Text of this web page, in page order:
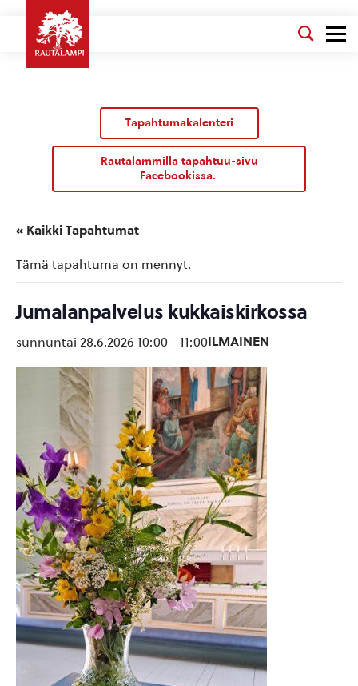
Tapahtumakalenteri
Rautalammilla tapahtuu-sivu
Facebookissa.
« Kaikki Tapahtumat
Tämä tapahtuma on mennyt.
Jumalanpalvelus kukkaiskirkossa
sunnuntai 28.6.2026 10:00 - 11:00ILMAINEN